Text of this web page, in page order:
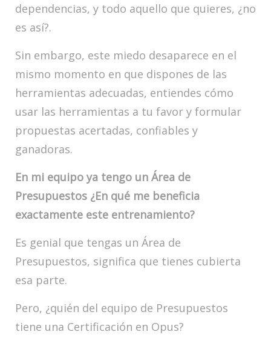
dependencias, y todo aquello que quieres, ¿no
es así?.
Sin embargo, este miedo desaparece en el
mismo momento en que dispones de las
herramientas adecuadas, entiendes cómo
usar las herramientas a tu favor y formular
propuestas acertadas, confiables y
ganadoras.
En mi equipo ya tengo un Área de
Presupuestos ¿En qué me beneficia
exactamente este entrenamiento?
Es genial que tengas un Área de
Presupuestos, significa que tienes cubierta
esa parte.
Pero, ¿quién del equipo de Presupuestos
tiene una Certificación en Opus?